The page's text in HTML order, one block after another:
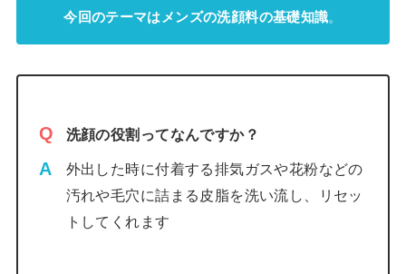
今回のテーマはメンズの洗顔料の基礎知識。
洗顔の役割ってなんですか？
外出した時に付着する排気ガスや花粉などの
汚れや毛穴に詰まる皮脂を洗い流し、リセッ
トしてくれます